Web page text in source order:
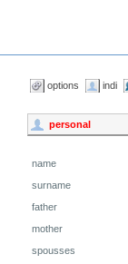
options indi
personal
name
surname
father
mother
spousses